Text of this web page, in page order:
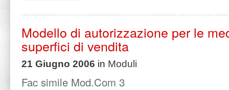
Modello di autorizzazione per le
superfici di vendita
21 Giugno 2006 in Moduli
Fac simile Mod.Com 3